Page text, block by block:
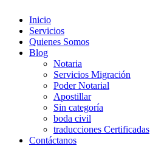
Inicio
Servicios
Quienes Somos
Blog
Notaria
Servicios Migración
Poder Notarial
Apostillar
Sin categoría
boda civil
traducciones Certificadas
Contáctanos